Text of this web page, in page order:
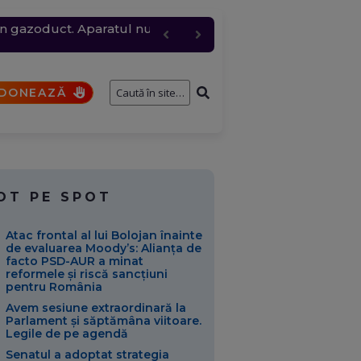
gazoduct. Aparatul nu
rafale de peste 80
de patru ani, au
întâmplă cu cererile și
trimite mai multă apă
PE SPOT
Atac frontal al lui Bolojan înainte
de evaluarea Moody’s: Alianța de
facto PSD-AUR a minat
reformele și riscă sancțiuni
pentru România
Avem sesiune extraordinară la
Parlament și săptămâna viitoare.
Legile de pe agendă
Senatul a adoptat strategia